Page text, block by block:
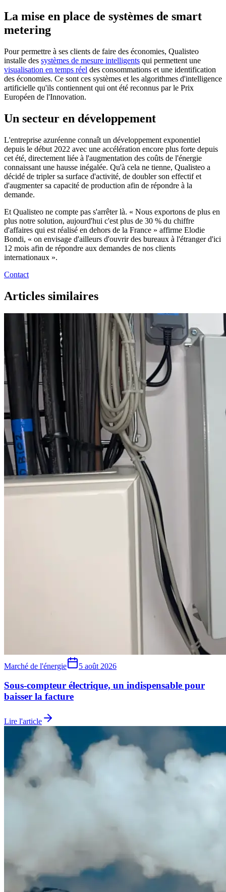
La mise en place de systèmes de smart
metering
Pour permettre à ses clients de faire des économies, Qualisteo
installe des systèmes de mesure intelligents qui permettent une
visualisation en temps réel des consommations et une identification
des économies. Ce sont ces systèmes et les algorithmes d'intelligence
artificielle qu'ils contiennent qui ont été reconnus par le Prix
Européen de l'Innovation.
Un secteur en développement
L'entreprise azuréenne connaît un développement exponentiel
depuis le début 2022 avec une accélération encore plus forte depuis
cet été, directement liée à l'augmentation des coûts de l'énergie
connaissant une hausse inégalée. Qu'à cela ne tienne, Qualisteo a
décidé de tripler sa surface d'activité, de doubler son effectif et
d'augmenter sa capacité de production afin de répondre à la
demande.
Et Qualisteo ne compte pas s'arrêter là. « Nous exportons de plus en
plus notre solution, aujourd'hui c'est plus de 30 % du chiffre
d'affaires qui est réalisé en dehors de la France » affirme Elodie
Bondi, « on envisage d'ailleurs d'ouvrir des bureaux à l'étranger d'ici
12 mois afin de répondre aux demandes de nos clients
internationaux ».
Contact
Articles similaires
Marché de l'énergie 5 août 2026
Sous-compteur électrique, un indispensable pour
baisser la facture
Lire l'article